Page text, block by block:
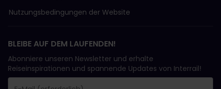
Nutzungsbedingungen der Website
BLEIBE AUF DEM LAUFENDEN!
Abonniere unseren Newsletter und erhalte
Reiseinspirationen und spannende Updates von Interrail!